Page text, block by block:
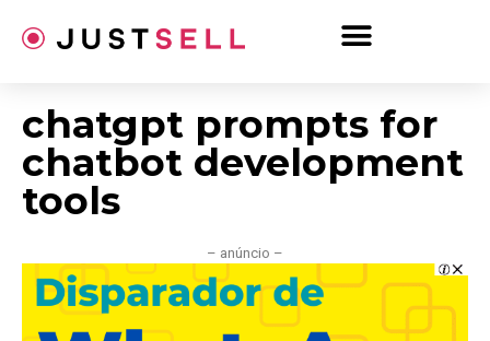
para
chatgpt prompts for
chatbot development
tools
– anúncio –